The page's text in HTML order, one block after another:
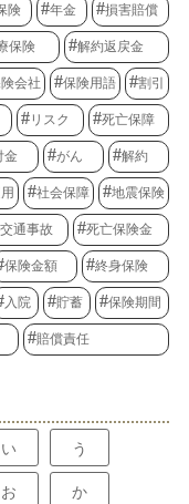
険 年金 損害賠償
保険 解約返戻金
会社 保険用語 割引
リスク 死亡保障
金 がん 解約
社会保障 地震保険
交通事故 死亡保険金
保険金額 終身保険
入院 貯蓄 保険期間
賠償責任
い う
お か